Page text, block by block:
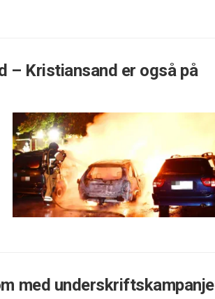
– Kristiansand er også på
med underskriftskampanje